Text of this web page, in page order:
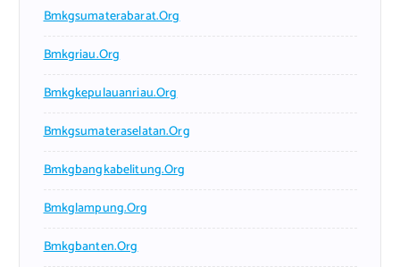
Bmkgsumaterabarat.org
Bmkgriau.org
Bmkgkepulauanriau.org
Bmkgsumateraselatan.org
Bmkgbangkabelitung.org
Bmkglampung.org
Bmkgbanten.org